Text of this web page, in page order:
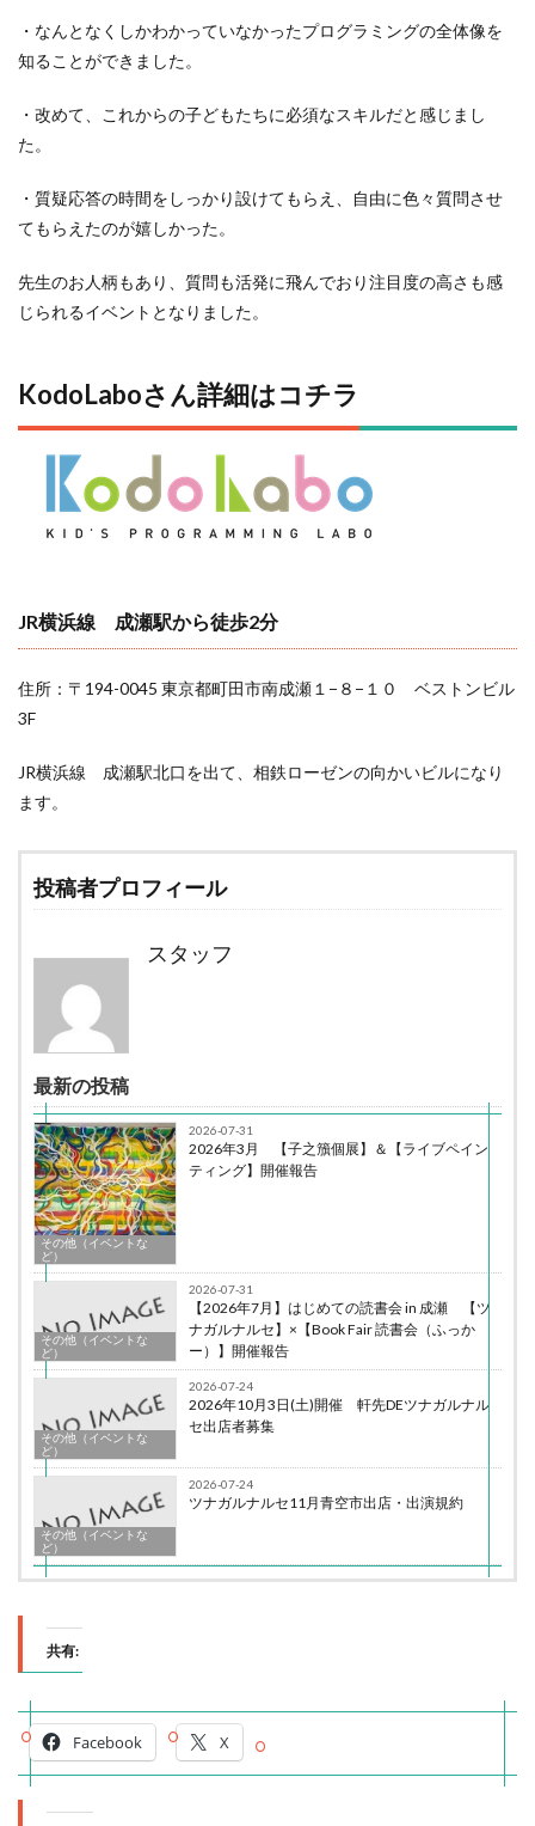
・なんとなくしかわかっていなかったプログラミングの全体像を
知ることができました。
・改めて、これからの子どもたちに必須なスキルだと感じまし
た。
・質疑応答の時間をしっかり設けてもらえ、自由に色々質問させ
てもらえたのが嬉しかった。
先生のお人柄もあり、質問も活発に飛んでおり注目度の高さも感
じられるイベントとなりました。
KodoLaboさん詳細はコチラ
JR横浜線 成瀬駅から徒歩2分
住所：〒194-0045 東京都町田市南成瀬１−８−１０ ベストンビル
3F
JR横浜線 成瀬駅北口を出て、相鉄ローゼンの向かいビルになり
ます。
投稿者プロフィール
スタッフ
最新の投稿
その他（イベントな
ど）
2026-07-31
2026年3月 【子之籏個展】＆【ライブペイン
ティング】開催報告
その他（イベントな
ど）
2026-07-31
【2026年7月】はじめての読書会 in 成瀬 【ツ
ナガルナルセ】×【Book Fair 読書会（ふっか
ー）】開催報告
その他（イベントな
ど）
2026-07-24
2026年10月3日(土)開催 軒先DEツナガルナル
セ出店者募集
その他（イベントな
ど）
2026-07-24
ツナガルナルセ11月青空市出店・出演規約
共有:
Facebook X